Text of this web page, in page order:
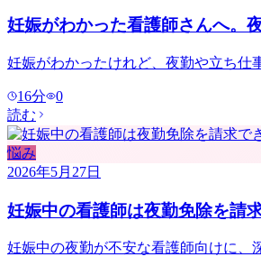
妊娠がわかった看護師さんへ。
妊娠がわかったけれど、夜勤や立ち仕
16分
0
読む
悩み
2026年5月27日
妊娠中の看護師は夜勤免除を請
妊娠中の夜勤が不安な看護師向けに、